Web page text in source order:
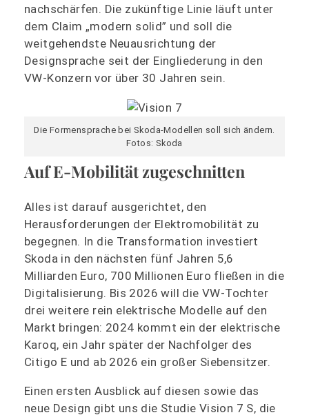
nachschärfen. Die zukünftige Linie läuft unter
dem Claim „modern solid” und soll die
weitgehendste Neuausrichtung der
Designsprache seit der Eingliederung in den
VW-Konzern vor über 30 Jahren sein.
Die Formensprache bei Skoda-Modellen soll sich ändern.
Fotos: Skoda
Auf E-Mobilität zugeschnitten
Alles ist darauf ausgerichtet, den
Herausforderungen der Elektromobilität zu
begegnen. In die Transformation investiert
Skoda in den nächsten fünf Jahren 5,6
Milliarden Euro, 700 Millionen Euro fließen in die
Digitalisierung. Bis 2026 will die VW-Tochter
drei weitere rein elektrische Modelle auf den
Markt bringen: 2024 kommt ein der elektrische
Karoq, ein Jahr später der Nachfolger des
Citigo E und ab 2026 ein großer Siebensitzer.
Einen ersten Ausblick auf diesen sowie das
neue Design gibt uns die Studie Vision 7 S, die